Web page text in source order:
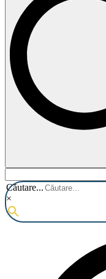
Căutare...
×